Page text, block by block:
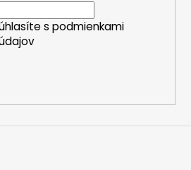
s podmienkami